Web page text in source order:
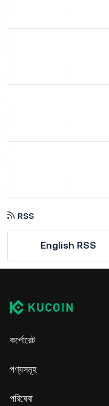
RSS
English RSS
কর্পোরেট
পণ্যসমূহ
পরিষেবা